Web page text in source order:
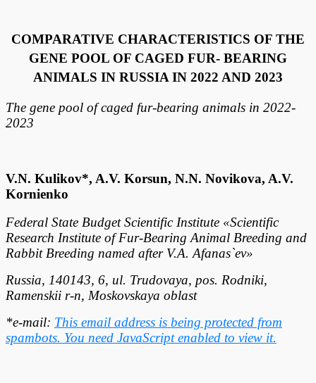
COMPARATIVE CHARACTERISTICS OF THE
GENE POOL OF CAGED FUR- BEARING
ANIMALS IN RUSSIA IN 2022 AND 2023
The gene pool of caged fur-bearing animals in 2022-
2023
V.N. Kulikov*, A.V. Korsun, N.N. Novikova, A.V.
Kornienko
Federal State Budget Scientific Institute «Scientific
Research Institute of Fur-Bearing Animal Breeding and
Rabbit Breeding named after V.A. Afanas`ev»
Russia, 140143, 6, ul. Trudovaya, pos. Rodniki,
Ramenskii r-n, Moskovskaya oblast
*e-mail: This email address is being protected from
spambots. You need JavaScript enabled to view it.